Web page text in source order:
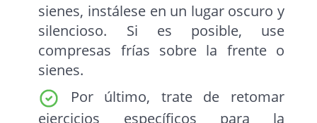
sienes, instálese en un lugar oscuro y
silencioso. Si es posible, use
compresas frías sobre la frente o
sienes.
Por último, trate de retomar
ejercicios específicos para la